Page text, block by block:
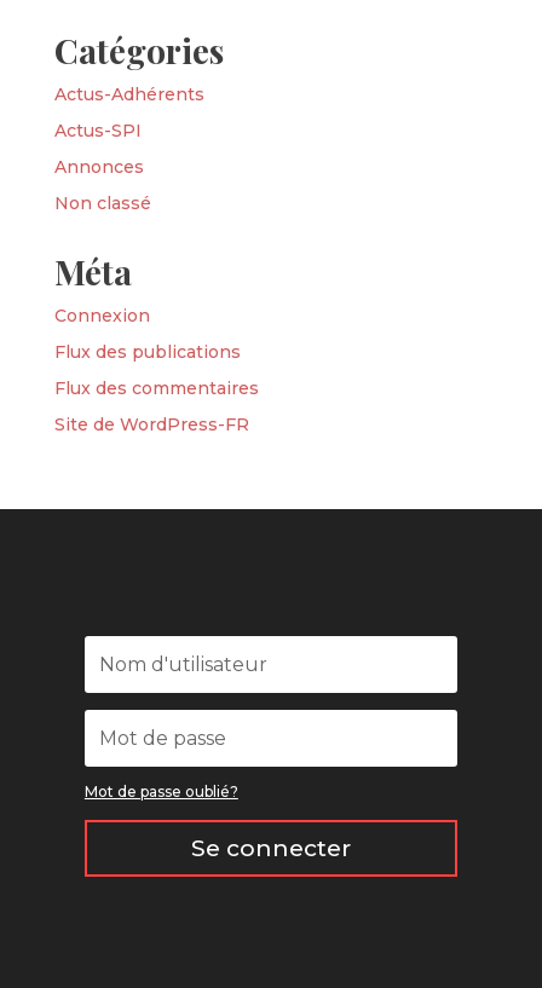
Catégories
Actus-Adhérents
Actus-SPI
Annonces
Non classé
Méta
Connexion
Flux des publications
Flux des commentaires
Site de WordPress-FR
Mot de passe oublié?
Se connecter